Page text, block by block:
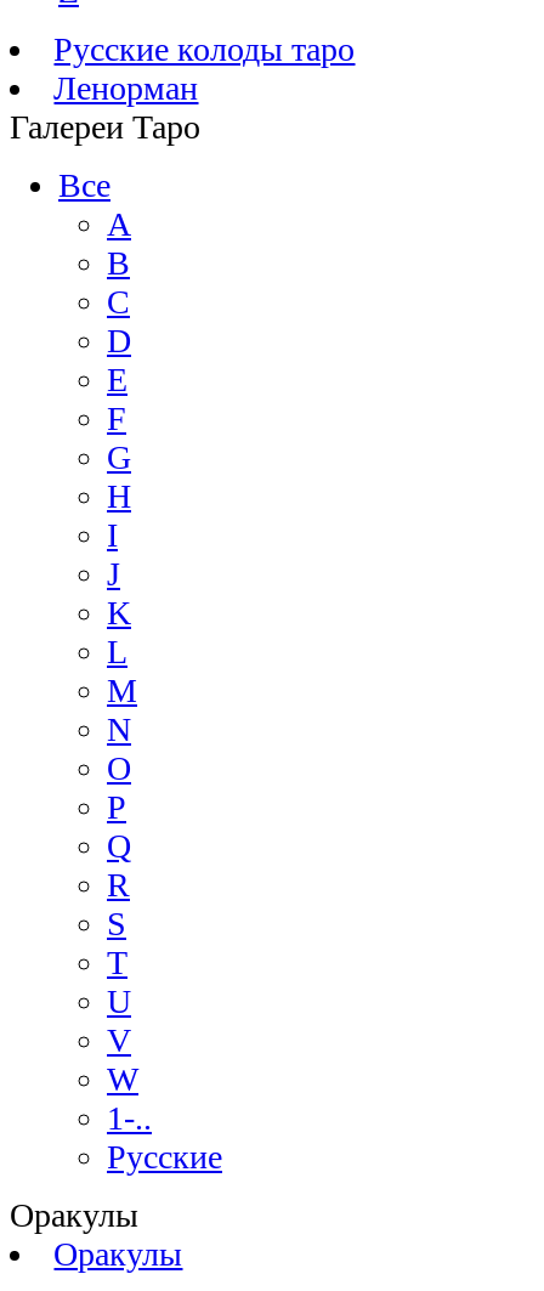
Русские колоды таро
Ленорман
Галереи Таро
Все
A
B
C
D
E
F
G
H
I
J
K
L
M
N
O
P
Q
R
S
T
U
V
W
1-..
Русские
Оракулы
Оракулы